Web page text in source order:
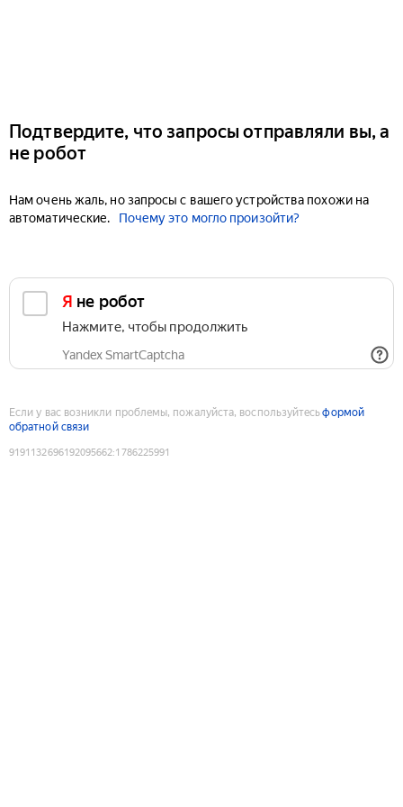
Подтвердите, что запросы отправляли вы, а
не робот
Нам очень жаль, но запросы с вашего устройства похожи на
автоматические.
Почему это могло произойти?
Я не робот
Нажмите, чтобы продолжить
Yandex SmartCaptcha
Если у вас возникли проблемы, пожалуйста, воспользуйтесьформой
обратной связи
9191132696192095662:1786225991